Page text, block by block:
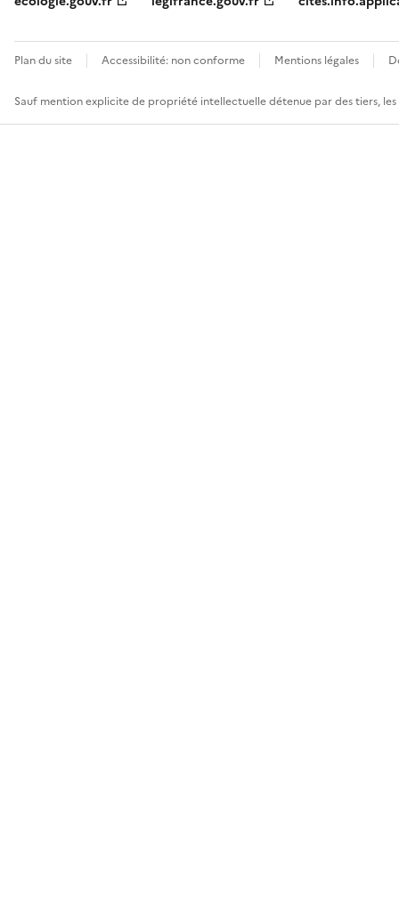
Plan du site Accessibilité: non conforme Mentions légales
Sauf mention explicite de propriété intellectuelle détenue par des tiers,